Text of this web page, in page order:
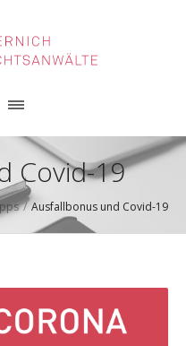
Covid-19
/Ausfallbonus und Covid-19